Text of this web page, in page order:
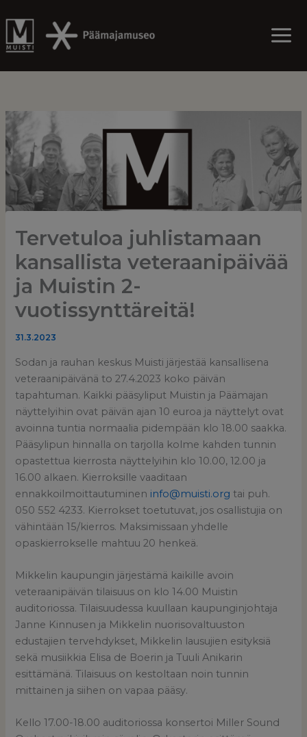
to
content
Tervetuloa juhlistamaan
kansallista veteraanipäivää
ja Muistin 2-
vuotissynttäreitä!
31.3.2023
Sodan ja rauhan keskus Muisti järjestää kansallisena
veteraanipäivänä to 27.4.2023 koko päivän
tapahtuman. Kaikki pääsyliput Muistin ja Päämajan
näyttelyihin ovat päivän ajan 10 euroa ja näyttelyt ovat
avoinna tuntia normaalia pidempään klo 18.00 saakka.
Pääsylipun hinnalla on tarjolla kolme kahden tunnin
opastettua kierrosta näyttelyihin klo 10.00, 12.00 ja
16.00 alkaen. Kierroksille vaaditaan
ennakkoilmoittautuminen info@muisti.org tai puh.
050 552 4233. Kierrokset toetutuvat, jos osallistujia on
vähintään 15/kierros. Maksimissaan yhdelle
opaskierrokselle mahtuu 20 henkeä.
Mikkelin kaupungin järjestämä kaikille avoin
veteraanipäivän tilaisuus on klo 14.00 Muistin
auditoriossa. Tilaisuudessa kuullaan kaupunginjohtaja
Janne Kinnusen ja Mikkelin nuorisovaltuuston
edustajien tervehdykset, Mikkelin lausujien esityksiä
sekä musiikkia Elisa de Boerin ja Tuuli Anikarin
esittämänä. Tilaisuus on kestoltaan noin tunnin
mittainen ja siihen on vapaa pääsy.
Kello 17.00-18.00 auditoriossa konsertoi Miller Sound